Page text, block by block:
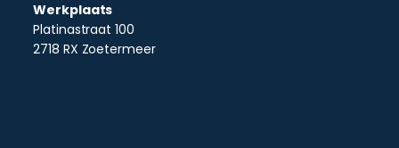
Werkplaats
Platinastraat 100
2718 RX Zoetermeer